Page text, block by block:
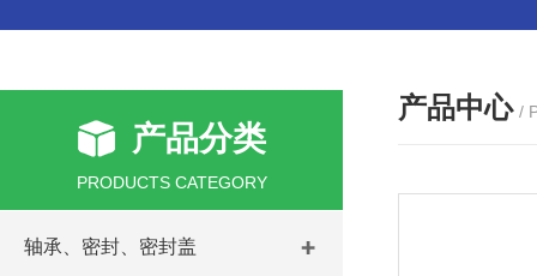
产品分类
PRODUCTS CATEGORY
轴承、密封、密封盖
产品中心 /